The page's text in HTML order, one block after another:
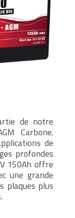
de notre
Carbone.
de
profondes
150Ah offre
une grande
plaques plus